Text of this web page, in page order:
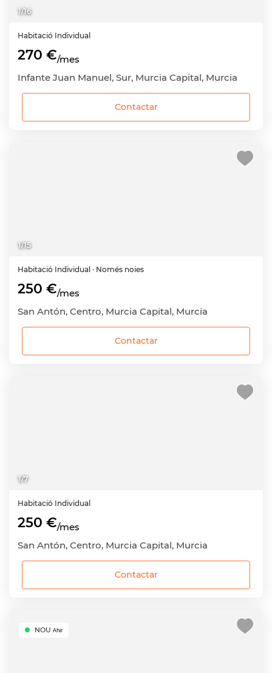
1/16
Habitació Individual
270 €/mes
Infante Juan Manuel, Sur, Murcia Capital, Murcia
Contactar
1/15
Habitació Individual · Només noies
250 €/mes
San Antón, Centro, Murcia Capital, Murcia
Contactar
1/7
Habitació Individual
250 €/mes
San Antón, Centro, Murcia Capital, Murcia
Contactar
NOU Ahir